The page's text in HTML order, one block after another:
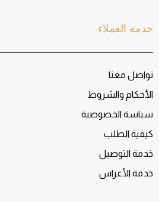
خدمة العملاء
تواصل معنا
الأحكام والشروط
سياسة الخصوصية
كيفية الطلب
خدمة التوصيل
خدمة الأعراس